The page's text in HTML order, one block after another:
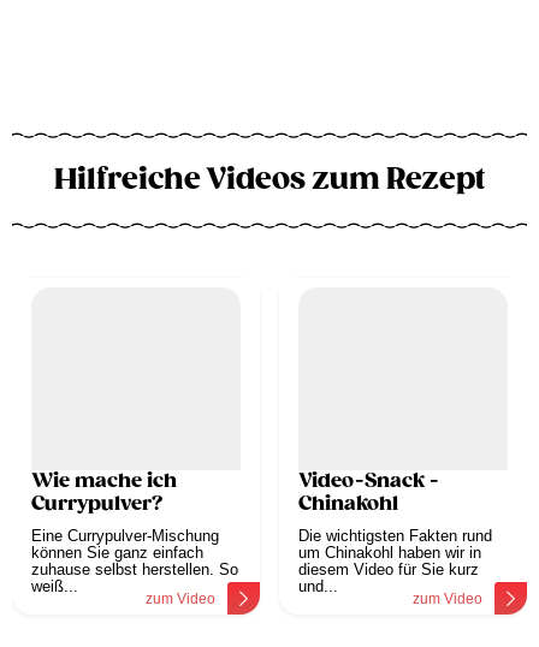
Hilfreiche Videos zum Rezept
Wie mache ich
Currypulver?
Eine Currypulver-Mischung
können Sie ganz einfach
zuhause selbst herstellen. So
weiß...
zum Video
Video-Snack -
Chinakohl
Die wichtigsten Fakten rund
um Chinakohl haben wir in
diesem Video für Sie kurz
und...
zum Video